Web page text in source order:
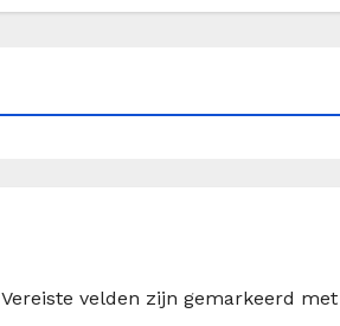
Vereiste velden zijn gemarkeerd met